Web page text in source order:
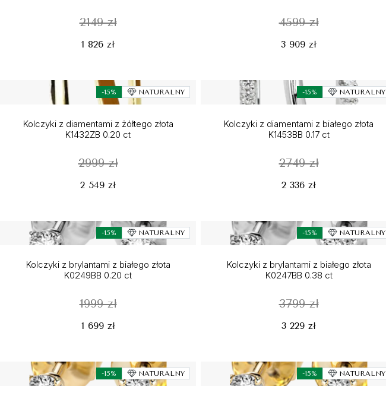
2149 zł
1 826 zł
4599 zł
3 909 zł
-15% NATURALNY
Kolczyki z diamentami z żółtego złota
K1432ZB 0.20 ct
2999 zł
2 549 zł
-15% NATURALNY
Kolczyki z diamentami z białego złota
K1453BB 0.17 ct
2749 zł
2 336 zł
-15% NATURALNY
Kolczyki z brylantami z białego złota
K0249BB 0.20 ct
1999 zł
1 699 zł
-15% NATURALNY
Kolczyki z brylantami z białego złota
K0247BB 0.38 ct
3799 zł
3 229 zł
-15% NATURALNY -15% NATURALNY